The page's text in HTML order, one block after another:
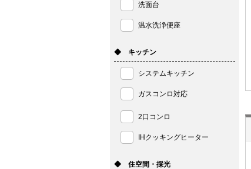
洗面台
温水洗浄便座
◆ キッチン
システムキッチン
ガスコンロ対応
2口コンロ
IHクッキングヒーター
◆ 住空間・採光